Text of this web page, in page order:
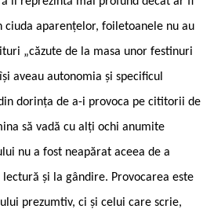
ciuda aparențelor, foiletoanele nu au
„căzute de la masa unor festinuri
aveau autonomia și specificul
dorința de a-i provoca pe cititorii de
să vadă cu alți ochi anumite
nu a fost neapărat aceea de a
și la gândire. Provocarea este
prezumtiv, ci și celui care scrie,